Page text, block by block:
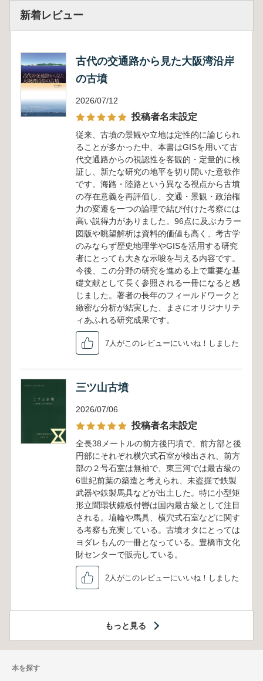
新着レビュー
古代の交通路から見た大阪湾沿岸
の古墳
2026/07/12
投稿者名未設定
従来、古墳の景観や立地は定性的に論じられ
ることが多かった中、本書はGISを用いて古
代交通路からの視認性を客観的・定量的に検
証し、新たな研究の地平を切り開いた意欲作
です。海路・陸路という異なる視点から古墳
の存在意義を再評価し、交通・景観・政治権
力の変遷を一つの論理で結び付けた考察には
高い説得力がありました。96点に及ぶカラー
図版や眺望解析は資料的価値も高く、考古学
のみならず歴史地理学やGISを活用する研究
者にとっても大きな示唆を与える内容です。
今後、この分野の研究を進める上で重要な基
礎文献として長く参照される一冊になると感
じました。著者の長年のフィールドワークと
緻密な分析が結実した、まさにオリジナリテ
ィあふれる研究成果です。
7人がこのレビューにいいね！しました
三ツ山古墳
2026/07/06
投稿者名未設定
全長38メートルの前方後円墳で、前方部と後
円部にそれぞれ横穴式石室が検出され、前方
部の２号石室は無袖で、東三河では最古級の
6世紀前葉の築造と考えられ、未盗掘で鉄製
武器や鉄製馬具などが出土した。特に小型矩
形立聞環状鏡板付轡は国内最古級として注目
される。埴輪や馬具、横穴式石室などに関す
る考察も充実している。古墳オタにとっては
ヨダレもんの一冊となっている。豊橋市文化
財センターで販売している。
2人がこのレビューにいいね！しました
もっと見る
本を探す